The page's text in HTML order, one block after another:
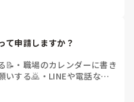
て申請しますか？
📝 ・ 職場のカレンダーに書き
いする🙇 ・ LINEや電話など